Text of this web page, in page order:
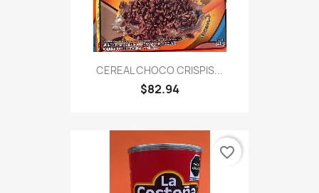
CEREAL CHOCO CRISPIS...
$82.94
favorite_border